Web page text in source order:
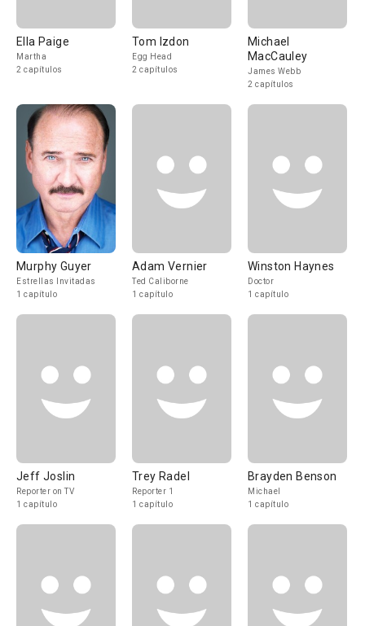
Ella Paige
Martha
2 capítulos
Tom Izdon
Egg Head
2 capítulos
Michael
MacCauley
James Webb
2 capítulos
Murphy Guyer
Estrellas Invitadas
1 capítulo
Adam Vernier
Ted Caliborne
1 capítulo
Winston Haynes
Doctor
1 capítulo
Jeff Joslin
Reporter on TV
1 capítulo
Trey Radel
Reporter 1
1 capítulo
Brayden Benson
Michael
1 capítulo